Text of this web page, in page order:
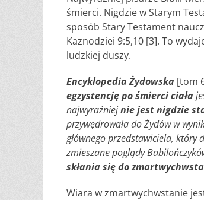
śmierci. Nigdzie w Starym
sposób Stary Testament
Kaznodziei 9:5,10 [3]. To
ludzkiej duszy.
Encyklopedia Żydowska [tom
egzystencję po śmierci ciała
najwyraźniejnie jest nigdzie
przywędrowała do Żydów w
głównego przedstawiciela, który
zmieszane poglądy
skłania się do
Wiara w zmartwychwstanie